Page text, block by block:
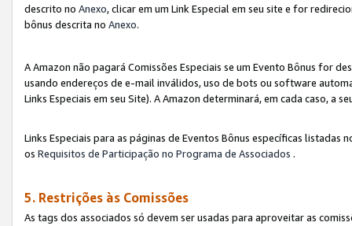
descrito no Anexo, clicar em um Link Especial em seu site e for
bônus descrita no Anexo.
A Amazon não pagará Comissões Especiais se um Evento Bônus for
usando endereços de e-mail inválidos, uso de bots ou software
Links Especiais em seu Site). A Amazon determinará, em cada caso, a
Links Especiais para as páginas de Eventos Bônus específicas listadas
os Requisitos de Participação no Programa de Associados .
5. Restrições às Comissões
As tags dos associados só devem ser usadas para aproveitar as